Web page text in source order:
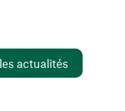
actualités